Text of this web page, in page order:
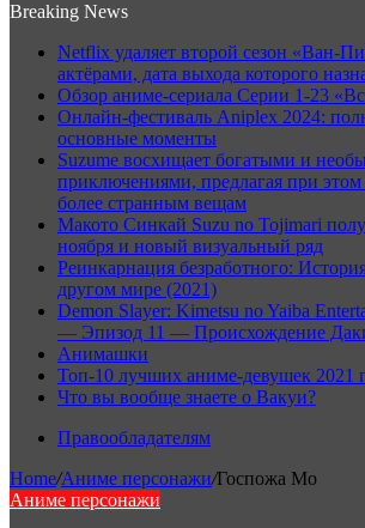
Breaking News
Netflix удаляет второй сезон «Ван-
актёрами, дата выхода которого
Обзор аниме-сериала Серии 1-23
Онлайн-фестиваль Aniplex 2024:
основные моменты
Suzume восхищает богатыми и
приключениями, предлагая при
более странным вещам
Макото Синкай Suzu no Tojimari
ноября и новый визуальный ряд
Реинкарнация безработного:
другом мире (2021)
Demon Slayer: Kimetsu no Yaiba
— Эпизод 11 — Происхождение
Анимашки
Топ-10 лучших аниме-девушек 2021
Что вы вообще знаете о Вакуи?
Правообладателям
Home/Аниме персонажи/Госпожа Мо
Аниме персонажи